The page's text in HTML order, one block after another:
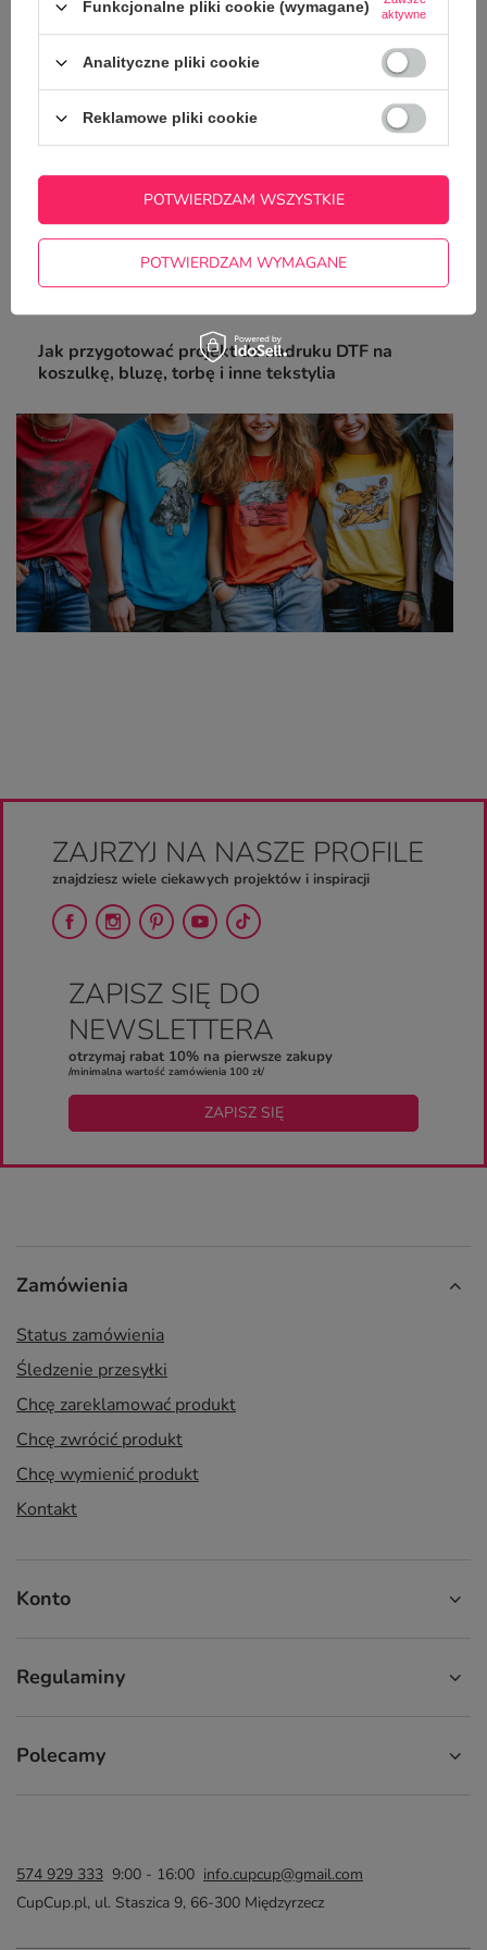
poradnik
Jak przygotować projekt do nadruku DTF na
koszulkę, bluzę, torbę i inne tekstylia
ZAJRZYJ NA NASZE PROFILE
znajdziesz wiele ciekawych projektów i inspiracji
ZAPISZ SIĘ DO
NEWSLETTERA
otrzymaj rabat 10% na pierwsze zakupy
/minimalna wartość zamówienia 100 zł/
ZAPISZ SIĘ
Zamówienia
Status zamówienia
Śledzenie przesyłki
Chcę zareklamować produkt
Chcę zwrócić produkt
Chcę wymienić produkt
Kontakt
Konto
Regulaminy
Polecamy
574 929 333 9:00 - 16:00 info.cupcup@gmail.com
CupCup.pl, ul. Staszica 9, 66-300 Międzyrzecz
Funkcjonalne pliki cookie (wymagane)
aktywne
Analityczne pliki cookie
Reklamowe pliki cookie
POTWIERDZAM WYMAGANE
POTWIERDZAM WSZYSTKIE